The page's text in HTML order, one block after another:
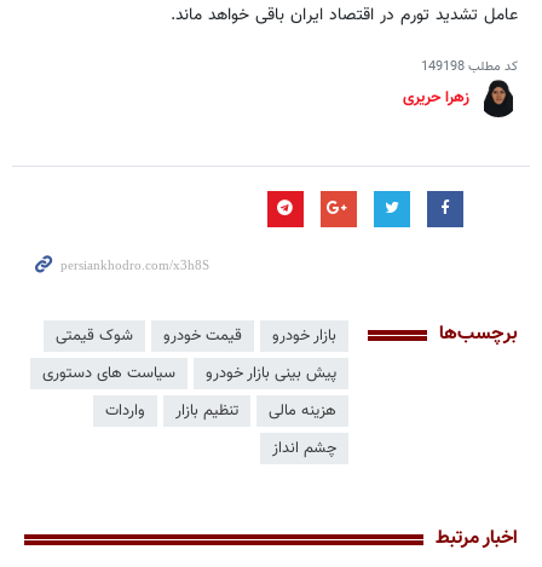
عامل تشدید تورم در اقتصاد ایران باقی خواهد ماند.
کد مطلب149198
زهرا حریری
برچسب‌ها بازار خودرو قیمت خودرو
شوک قیمتی
پیش بینی بازار خودرو
سیاست های دستوری
هزینه مالی
تنظیم بازار
واردات
چشم انداز
اخبار مرتبط